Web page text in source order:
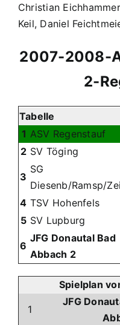
Christian
Keil, Daniel
2007-2008-
2-
Tabelle
1 ASV Regenstauf
2 SV Töging
3
SG
Diesenb/Ramsp/
4 TSV Hohenfels
5 SV Lupburg
6
JFG Donautal Bad
Abbach 2
Spielplan
1
JFG